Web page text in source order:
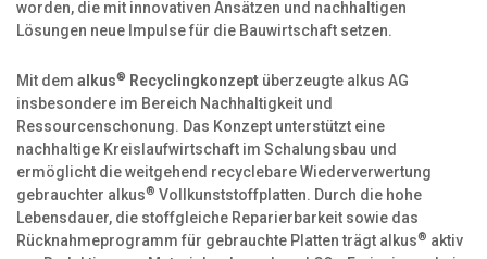
worden, die mit innovativen Ansätzen und nachhaltigen
Lösungen neue Impulse für die Bauwirtschaft setzen.
Mit dem alkus® Recyclingkonzept überzeugte alkus AG
insbesondere im Bereich Nachhaltigkeit und
Ressourcenschonung. Das Konzept unterstützt eine
nachhaltige Kreislaufwirtschaft im Schalungsbau und
ermöglicht die weitgehend recyclebare Wiederverwertung
gebrauchter alkus® Vollkunststoffplatten. Durch die hohe
Lebensdauer, die stoffgleiche Reparierbarkeit sowie das
Rücknahmeprogramm für gebrauchte Platten trägt alkus® aktiv